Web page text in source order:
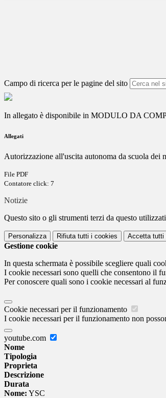
Campo di ricerca per le pagine del sito
In allegato è disponibile in MODULO DA
Allegati
Autorizzazione all'uscita autonoma da scuola dei
File PDF
Contatore click: 7
Notizie
Questo sito o gli strumenti terzi da questo
Personalizza Rifiuta tutti i cookies Accetta tutti
Gestione cookie
In questa schermata è possibile scegliere quali
I cookie necessari sono quelli che consentono il
Per conoscere quali sono i cookie necessari al
Cookie necessari per il funzionamento
I cookie necessari per il funzionamento non
youtube.com
Nome
Tipologia
Proprieta
Descrizione
Durata
Nome: YSC